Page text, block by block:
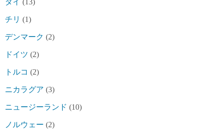
タイ (13)
チリ (1)
デンマーク (2)
ドイツ (2)
トルコ (2)
ニカラグア (3)
ニュージーランド (10)
ノルウェー (2)